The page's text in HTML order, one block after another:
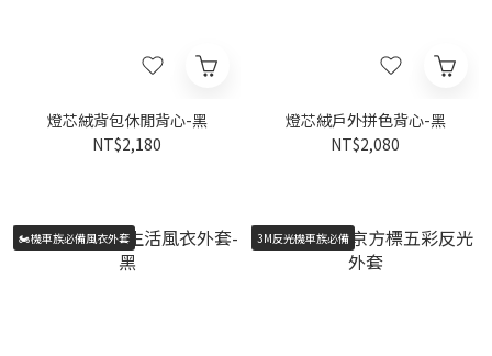
燈芯絨背包休閒背心-黑
NT$2,180
燈芯絨戶外拼色背心-黑
NT$2,080
🏍️機車族必備風衣外套 3M反光機車族必備